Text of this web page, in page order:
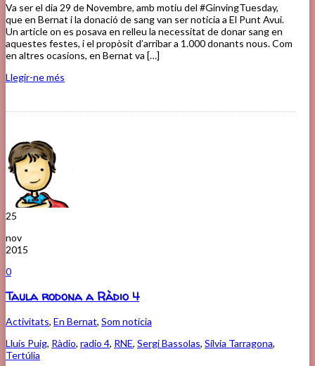
Va ser el dia 29 de Novembre, amb motiu del #GinvingTuesday,
que en Bernat i la donació de sang van ser noticia a El Punt Avui.
Un article on es posava en relleu la necessitat de donar sang en
aquestes festes, i el propòsit d’arribar a 1.000 donants nous. Com
en altres ocasions, en Bernat va […]
Llegir-ne més
25
nov
2015
0
Taula rodona a Ràdio 4
Activitats, En Bernat, Som notícia
Lluís Puig, Ràdio, radio 4, RNE, Sergi Bassolas, Sílvia Tarragona,
Tertúlia